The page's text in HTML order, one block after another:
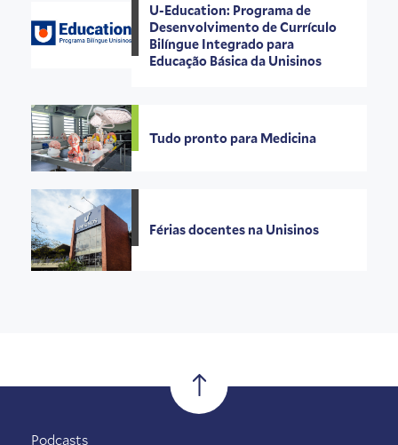
U-Education: Programa de
Desenvolvimento de Currículo
Bilíngue Integrado para
Educação Básica da Unisinos
Tudo pronto para Medicina
Férias docentes na Unisinos
Podcasts